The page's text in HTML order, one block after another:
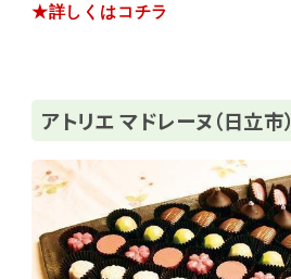
★詳しくはコチラ
アトリエ マドレーヌ（日立市）